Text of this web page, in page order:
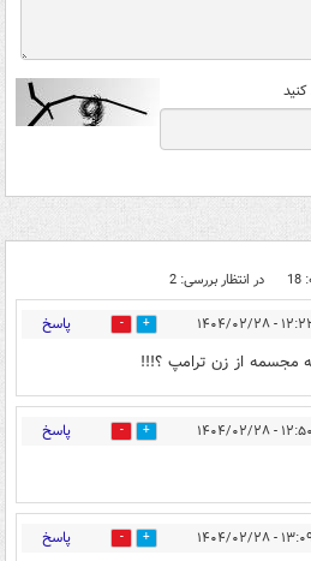
در انتظار بررسی: 2
- ۱۴۰۴/۰۲/۲۸ 23 پاسخ
مجسمه از زن ترامپ ؟!!!
۱۲:۵۰ - ۱۴۰۴/۰۲/۲۸ 6 پاسخ
- ۱۴۰۴/۰۲/۲۸ 5 پاسخ